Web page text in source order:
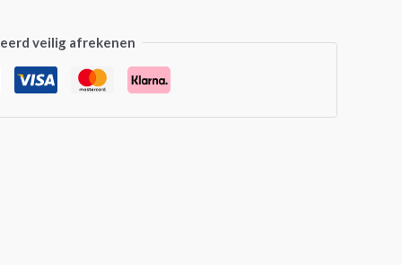
veilig afrekenen